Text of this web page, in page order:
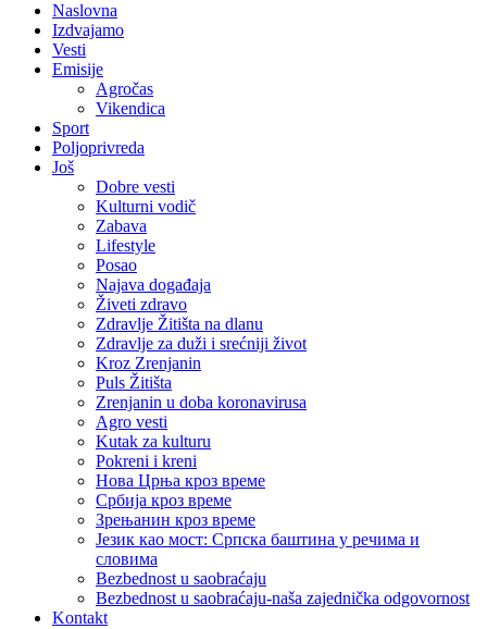
Naslovna
Izdvajamo
Vesti
Emisije
Agročas
Vikendica
Sport
Poljoprivreda
Još
Dobre vesti
Kulturni vodič
Zabava
Lifestyle
Posao
Najava događaja
Živeti zdravo
Zdravlje Žitišta na dlanu
Zdravlje za duži i srećniji život
Kroz Zrenjanin
Puls Žitišta
Zrenjanin u doba koronavirusa
Agro vesti
Kutak za kulturu
Pokreni i kreni
Нова Црња кроз време
Србија кроз време
Зрењанин кроз време
Језик као мост: Српска баштина у речима и
словима
Bezbednost u saobraćaju
Bezbednost u saobraćaju-naša zajednička odgovornost
Kontakt